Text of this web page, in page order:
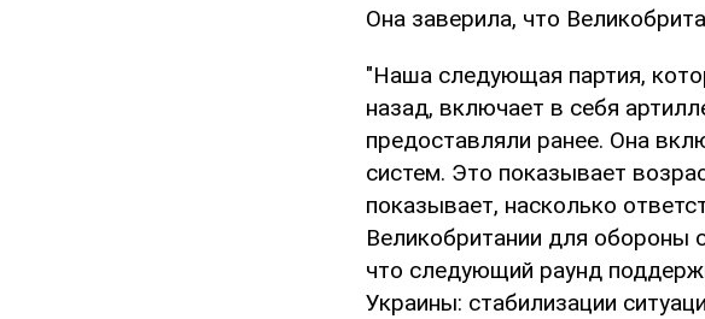
Она заверила, что
"Наша следующая партия,
назад, включает в себя
предоставляли ранее. Она
систем. Это показывает
показывает, насколько
Великобритании для
что следующий раунд
Украины: стабилизации